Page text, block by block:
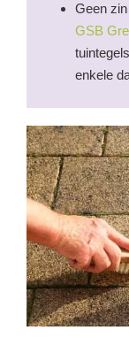
Geen
GSB
enkele